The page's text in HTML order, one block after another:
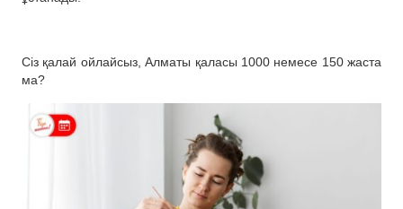
Сіз қалай ойлайсыз, Алматы қаласы 1000 немесе 150 жаста
ма?